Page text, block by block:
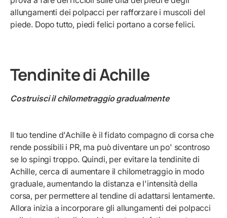
allungamenti dei polpacci per rafforzare i muscoli del
piede. Dopo tutto, piedi felici portano a corse felici.
Tendinite di Achille
Costruisci il chilometraggio gradualmente
Il tuo tendine d'Achille è il fidato compagno di corsa che
rende possibili i PR, ma può diventare un po' scontroso
se lo spingi troppo. Quindi, per evitare la tendinite di
Achille, cerca di aumentare il chilometraggio in modo
graduale, aumentando la distanza e l'intensità della
corsa, per permettere al tendine di adattarsi lentamente.
Allora inizia a incorporare gli allungamenti dei polpacci